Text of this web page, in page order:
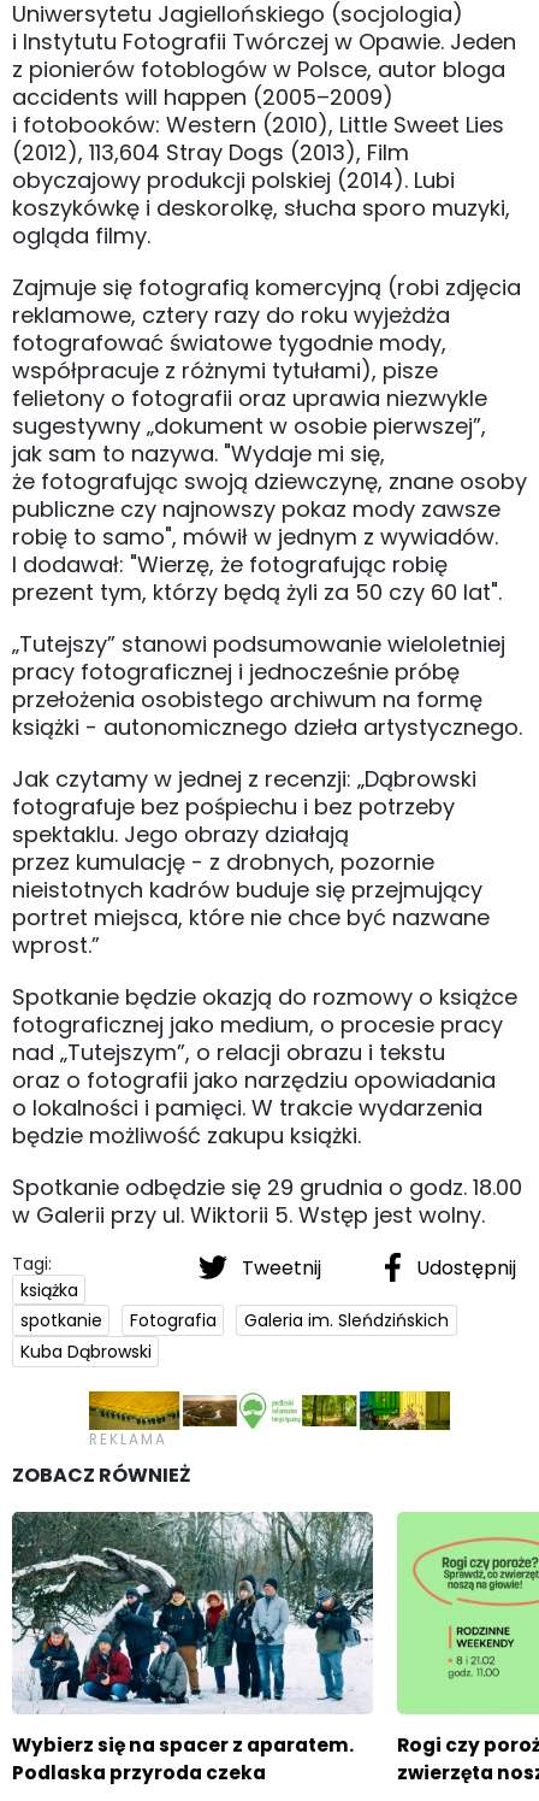
Uniwersytetu Jagiellońskiego (socjologia)
i Instytutu Fotografii Twórczej w Opawie. Jeden
z pionierów fotoblogów w Polsce, autor bloga
accidents will happen (2005–2009)
i fotobooków: Western (2010), Little Sweet Lies
(2012), 113,604 Stray Dogs (2013), Film
obyczajowy produkcji polskiej (2014). Lubi
koszykówkę i deskorolkę, słucha sporo muzyki,
ogląda filmy.
Zajmuje się fotografią komercyjną (robi zdjęcia
reklamowe, cztery razy do roku wyjeżdża
fotografować światowe tygodnie mody,
współpracuje z różnymi tytułami), pisze
felietony o fotografii oraz uprawia niezwykle
sugestywny „dokument w osobie pierwszej”,
jak sam to nazywa. "Wydaje mi się,
że fotografując swoją dziewczynę, znane osoby
publiczne czy najnowszy pokaz mody zawsze
robię to samo", mówił w jednym z wywiadów.
I dodawał: "Wierzę, że fotografując robię
prezent tym, którzy będą żyli za 50 czy 60 lat".
„Tutejszy” stanowi podsumowanie wieloletniej
pracy fotograficznej i jednocześnie próbę
przełożenia osobistego archiwum na formę
książki - autonomicznego dzieła artystycznego.
Jak czytamy w jednej z recenzji: „Dąbrowski
fotografuje bez pośpiechu i bez potrzeby
spektaklu. Jego obrazy działają
przez kumulację - z drobnych, pozornie
nieistotnych kadrów buduje się przejmujący
portret miejsca, które nie chce być nazwane
wprost.”
Spotkanie będzie okazją do rozmowy o książce
fotograficznej jako medium, o procesie pracy
nad „Tutejszym”, o relacji obrazu i tekstu
oraz o fotografii jako narzędziu opowiadania
o lokalności i pamięci. W trakcie wydarzenia
będzie możliwość zakupu książki.
Spotkanie odbędzie się 29 grudnia o godz. 18.00
w Galerii przy ul. Wiktorii 5. Wstęp jest wolny.
Tweetnij Udostępnij
Tagi:
książka
spotkanie
Fotografia
Galeria im. Sleńdzińskich
Kuba Dąbrowski
ZOBACZ RÓWNIEŻ
Wybierz się na spacer z aparatem.
Podlaska przyroda czeka
Rogi czy
zwierzęta